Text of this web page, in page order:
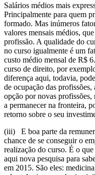
Salários médios mais
Principalmente para quem
formado. Mas inúmeros
valores mensais médios,
profissão. A qualidade do
no curso igualmente é um
custo médio mensal de R$
curso de direito, por
diferença aqui, todavia,
de ocupação das
opção por novas profissões,
a permanecer na fronteira,
retorno sobre o seu
(iii) E boa parte da
chance de se conseguir o
realização do curso. É o
aqui nova pesquisa para
em 2015. São eles: